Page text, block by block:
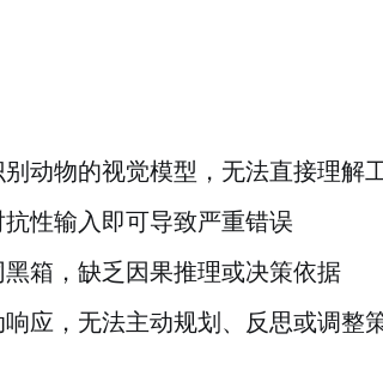
别动物的视觉模型，无法直接理解
抗性输入即可导致严重错误
黑箱，缺乏因果推理或决策依据
响应，无法主动规划、反思或调整